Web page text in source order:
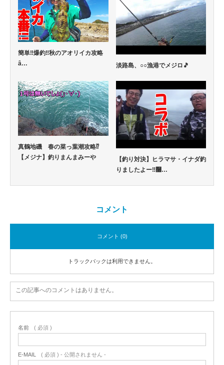
簡単‼爆釣‼秋のアオリイカ攻略
ȃ…
淡路島、○○漁港でメジロ🎵
真鶴地磯 春の菜っ葉潮攻略⁉
【メジナ】釣りまんまみーや
【釣り対決】ヒラマサ・イナダ釣
りましたよー‼࿠…
コメント
コメント (0)
トラックバックは利用できません。
この記事へのコメントはありません。
名前 ( 必須 )
E-MAIL ( 必須 ) - 公開されません -